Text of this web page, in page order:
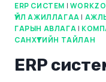
ERP СИСТЕМ |
ҮЙЛ АЖИЛЛАГАА |
ГАРЫН АВЛАГА |
САНХҮҮГИЙН ТАЙЛАН
ERP